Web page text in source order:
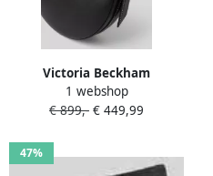
Victoria Beckham
Schoudertas met logodetail
1 webshop
€ 899,- € 449,99
47%